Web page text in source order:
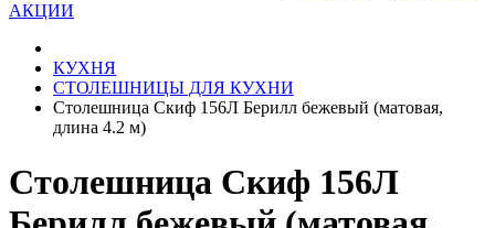
АКЦИИ
КУХНЯ
СТОЛЕШНИЦЫ ДЛЯ КУХНИ
Столешница Скиф 156Л Берилл бежевый (матовая,
длина 4.2 м)
Столешница Скиф 156Л